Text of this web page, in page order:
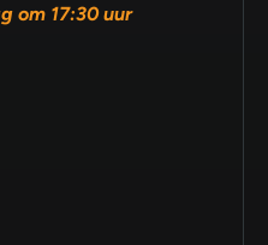
om 17:30 uur